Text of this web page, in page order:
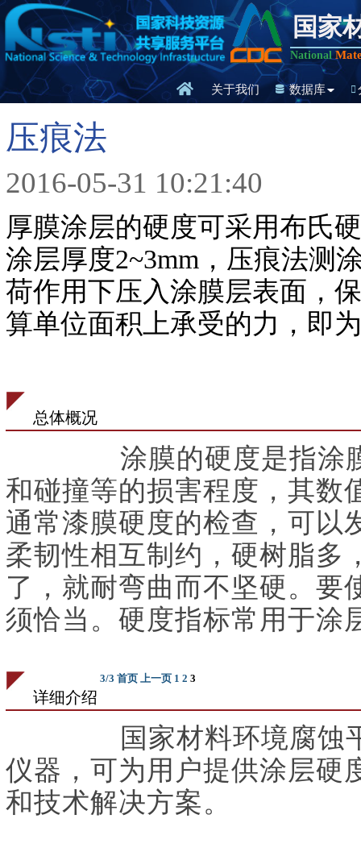
国家
National
关于我们 数据库
压痕法
2016-05-31 10:21:40
厚膜涂层的硬度可采用布氏
涂层厚度2~3mm，压痕法测
荷作用下压入涂膜层表面，
算单位面积上承受的力，即
总体概况
涂膜的硬度是指涂
和碰撞等的损害程度，其数
通常漆膜硬度的检查，可以
柔韧性相互制约，硬树脂多
了，就耐弯曲而不坚硬。要
须恰当。硬度指标常用于涂
详细介绍
3/3 首页 上一页 1 2 3
国家材料环境腐蚀
仪器，可为用户提供涂层硬
和技术解决方案。